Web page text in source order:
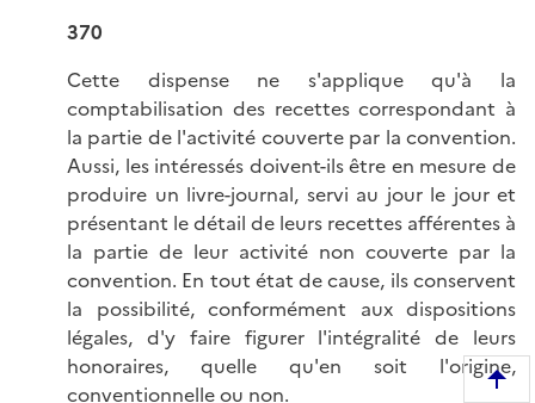
370
Cette dispense ne s'applique qu'à la
comptabilisation des recettes correspondant à
la partie de l'activité couverte par la convention.
Aussi, les intéressés doivent-ils être en mesure de
produire un livre-journal, servi au jour le jour et
présentant le détail de leurs recettes afférentes à
la partie de leur activité non couverte par la
convention. En tout état de cause, ils conservent
la possibilité, conformément aux dispositions
légales, d'y faire figurer l'intégralité de leurs
honoraires, quelle qu'en soit l'origine,
conventionnelle ou non.